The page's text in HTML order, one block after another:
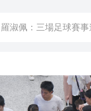
羅淑佩：三場足球賽
叔」黎彼得
入境處反非法勞工行動
社署籲市民提防偽冒